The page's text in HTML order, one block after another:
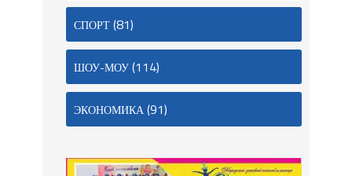
СПОРТ(81)
ШОУ-МОУ(114)
ЭКОНОМИКА(91)